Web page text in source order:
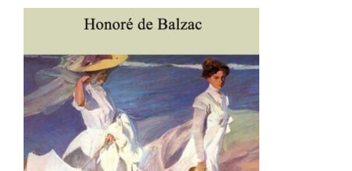
AJOUTER AU PANIER / DÉTAILS